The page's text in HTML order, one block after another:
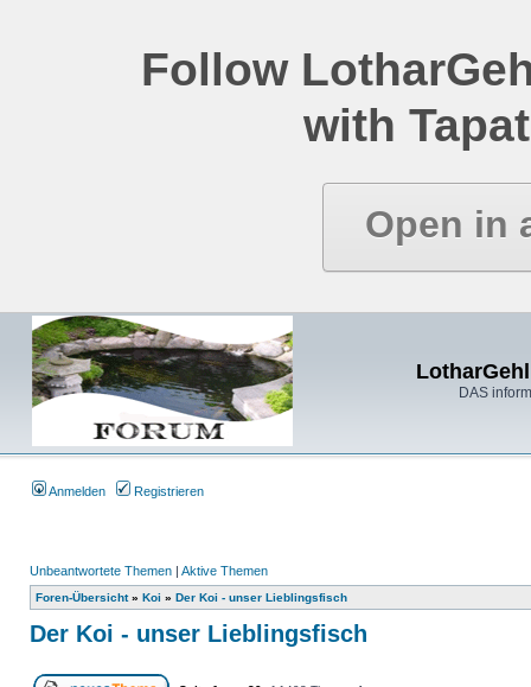
Follow
with
Open in
DAS
Anmelden Registrieren
Unbeantwortete Themen | Aktive Themen
Foren-Übersicht» Koi » Der Koi - unser Lieblingsfisch
Der Koi - unser Lieblingsfisch